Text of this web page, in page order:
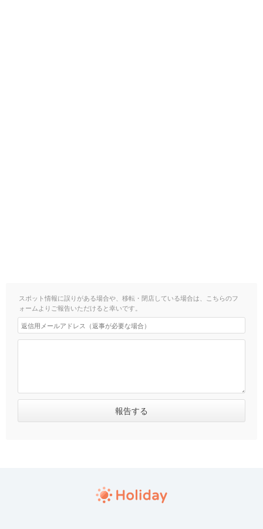
スポット情報に誤りがある場合や、移転・閉店している場合は、こちらのフ
ォームよりご報告いただけると幸いです。